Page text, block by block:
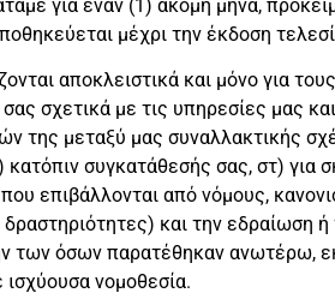
για έναν (1) ακόμη μήνα,
μέχρι την έκδοση
αποκλειστικά και μόνο για
σχετικά με τις υπηρεσίες μας
της μεταξύ μας συναλλακτικής
συγκατάθεσής σας, στ)
επιβάλλονται από νόμους,
και την εδραίωση
των όσων παρατέθηκαν ανωτέρω,
ισχύουσα νομοθεσία.